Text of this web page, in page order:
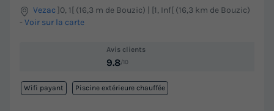
Vezac]0, 1[ (16,3 m de Bouzic) | [1, Inf[ (16,3 km de Bouzic)
- Voir sur la carte
Avis clients
9.8/10
Wifi payant Piscine extérieure chauffée